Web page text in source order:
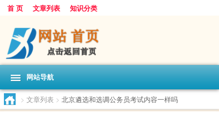
首 页 文章列表 知识分类
网站导航
> 文章列表 > 北京遴选和选调公务员考试内容一样吗